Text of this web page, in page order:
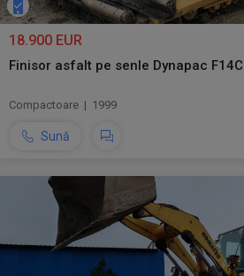
18.900 EUR
Finisor asfalt pe senle Dynapac F14C
Compactoare | 1999
Sună